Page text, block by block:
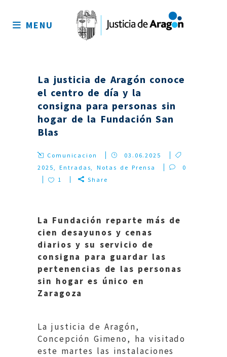
sitio
MENU
La justicia de Aragón conoce
el centro de día y la
consigna para personas sin
hogar de la Fundación San
Blas
Comunicacion
03.06.2025
2025,Entradas, Notas de Prensa
0
1
Share
La Fundación reparte más de
cien desayunos y cenas
diarios y su servicio de
consigna para guardar las
pertenencias de las personas
sin hogar es único en
Zaragoza
La justicia de Aragón,
Concepción Gimeno, ha visitado
este martes las instalaciones